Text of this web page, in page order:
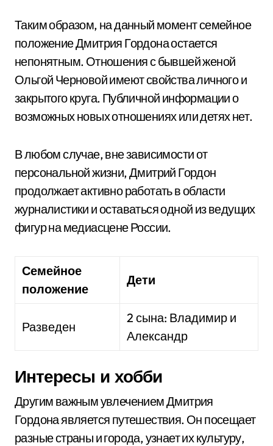
Таким образом, на данный момент семейное
положение Дмитрия Гордона остается
непонятным. Отношения с бывшей женой
Ольгой Черновой имеют свойства личного и
закрытого круга. Публичной информации о
возможных новых отношениях или детях нет.
В любом случае, вне зависимости от
персональной жизни, Дмитрий Гордон
продолжает активно работать в области
журналистики и оставаться одной из ведущих
фигур на медиасцене России.
Семейное
положение
Дети
Разведен
2 сына: Владимир и
Александр
Интересы и хобби
Другим важным увлечением Дмитрия
Гордона является путешествия. Он посещает
разные страны и города, узнает их культуру,